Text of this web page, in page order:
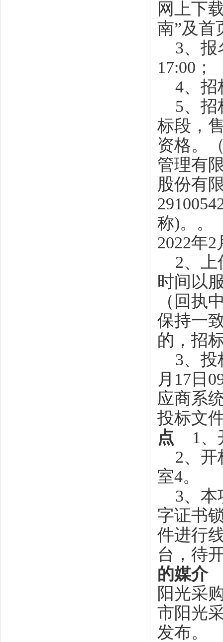
网上下
南”及首
3、报
17:00；
4、招
5、招
标段，
资格。
管理有
股份有
称)。
2022年
2、上
时间以
（回执
保持一
的，招
3、投
月17日
应商系
投标文
点 1、
2、开
室4。
3、本
字证书
件进行
台，待
的媒介
阳光采
市阳光
发布